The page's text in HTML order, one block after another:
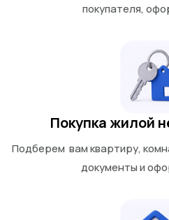
покупателя,
Покупка жилой
Подберем вам квартиру,
документы и